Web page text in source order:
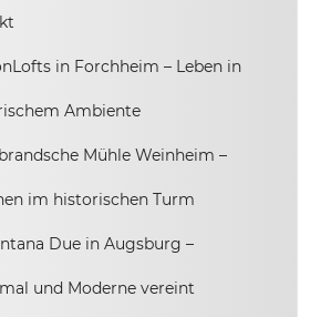
in Forchheim – Leben in
Ambiente
Mühle Weinheim –
im historischen Turm
Due in Augsburg –
und Moderne vereint